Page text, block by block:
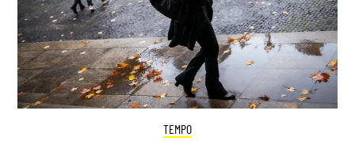
TEMPO